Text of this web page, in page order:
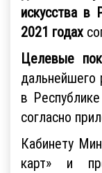
искусства в
2021 годах
Целевые
дальнейшего
в
согласно
Кабинету
карт» и